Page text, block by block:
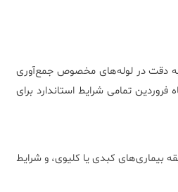
به دقت در لوله‌های مخصوص جمع‌آوری
تمامی شرایط استاندارد برای
بیماری‌های کبدی یا کلیوی، و شرایط